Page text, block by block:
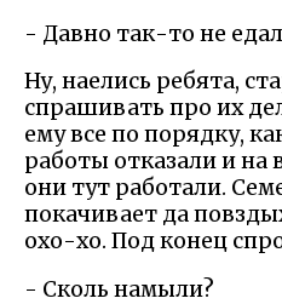
- Давно так-то не
Ну, наелись ребята,
спрашивать про их
ему все по порядку,
работы отказали и на
они тут работали.
покачивает да
охо-хо. Под конец
- Сколь намыли?